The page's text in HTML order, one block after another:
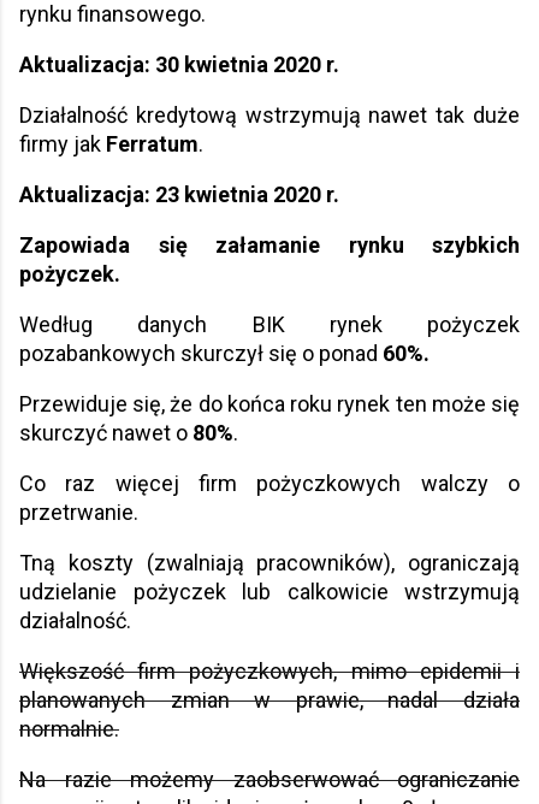
rynku finansowego.
Aktualizacja: 30 kwietnia 2020 r.
Działalność kredytową wstrzymują nawet tak duże
firmy jak Ferratum.
Aktualizacja: 23 kwietnia 2020 r.
Zapowiada się załamanie rynku szybkich
pożyczek.
Według danych BIK rynek pożyczek
pozabankowych skurczył się o ponad 60%.
Przewiduje się, że do końca roku rynek ten może się
skurczyć nawet o 80%.
Co raz więcej firm pożyczkowych walczy o
przetrwanie.
Tną koszty (zwalniają pracowników), ograniczają
udzielanie pożyczek lub calkowicie wstrzymują
działalność.
Większość firm pożyczkowych, mimo epidemii i
planowanych zmian w prawie, nadal działa
normalnie.
Na razie możemy zaobserwować ograniczanie